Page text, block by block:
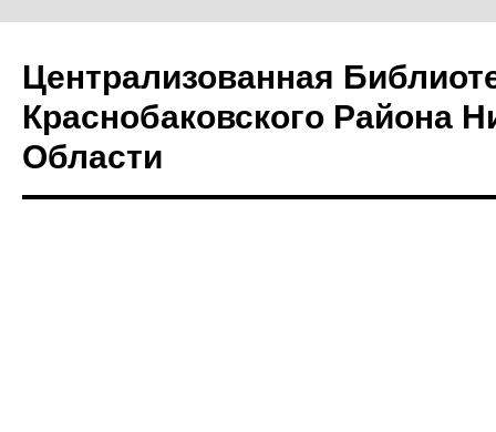
Централизованная
Краснобаковского Района
Области